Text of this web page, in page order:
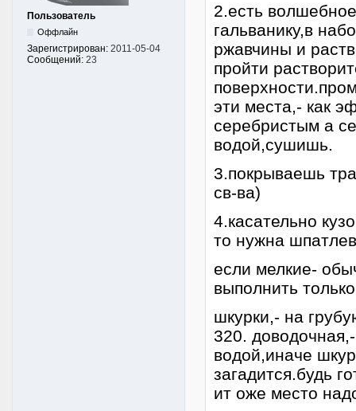
Пользователь
Оффлайн
Зарегистрирован: 2011-05-04
Сообщений: 23
2.есть
гальванику,в
ржавчины и
пройти
эти места,- как
серебристым а
водой,сушишь.
3.покрываешь
св-ва)
4.касательно
то нужна
если мелкие-
выполнить
шкурки,- на
320.
водой,иначе
загадится.будь
ит оже место